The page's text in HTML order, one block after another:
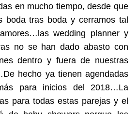
en mucho tiempo, desde que
boda tras boda y cerramos tal
wedding planner y
no se han dado abasto con
dentro y fuera de nuestras
hecho ya tienen agendadas
para inicios del 2018…La
para todas estas parejas y el